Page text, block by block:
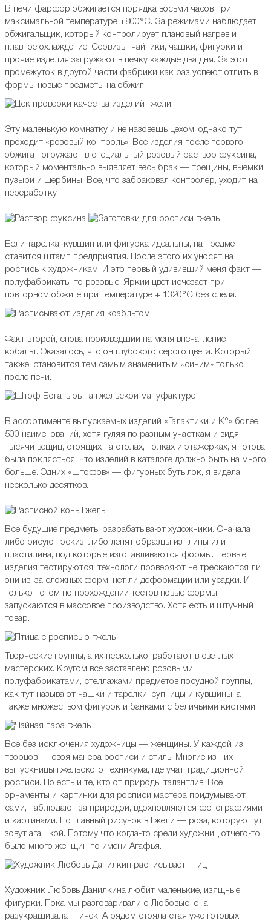
В печи фарфор обжигается порядка восьми часов при
максимальной температуре +800°C. За режимами наблюдает
обжигальщик, который контролирует плановый нагрев и
плавное охлаждение. Сервизы, чайники, чашки, фигурки и
прочие изделия загружают в печку каждые два дня. За этот
промежуток в другой части фабрики как раз успеют отлить в
формы новые предметы на обжиг.
Эту маленькую комнатку и не назовешь цехом, однако тут
проходит «розовый контроль». Все изделия после первого
обжига погружают в специальный розовый раствор фуксина,
который моментально выявляет весь брак — трещины, выемки,
пузыри и щербины. Все, что забраковал контролер, уходит на
переработку.
Если тарелка, кувшин или фигурка идеальны, на предмет
ставится штамп предприятия. После этого их уносят на
роспись к художникам. И это первый удививший меня факт —
полуфабрикаты-то розовые! Яркий цвет исчезает при
повторном обжиге при температуре + 1320°С без следа.
Факт второй, снова произведший на меня впечатление —
кобальт. Оказалось, что он глубокого серого цвета. Который
также, становится тем самым знаменитым «синим» только
после печи.
В ассортименте выпускаемых изделий «Галактики и К°» более
500 наименований, хотя гуляя по разным участкам и видя
тысячи вещиц, стоящих на столах, полках и этажерках, я готова
была поклясться, что изделий в каталоге должно быть на много
больше. Одних «штофов» — фигурных бутылок, я видела
несколько десятков.
Все будущие предметы разрабатывают художники. Сначала
либо рисуют эскиз, либо лепят образцы из глины или
пластилина, под которые изготавливаются формы. Первые
изделия тестируются, технологи проверяют не трескаются ли
они из-за сложных форм, нет ли деформации или усадки. И
только потом по прохождении тестов новые формы
запускаются в массовое производство. Хотя есть и штучный
товар.
Творческие группы, а их несколько, работают в светлых
мастерских. Кругом все заставлено розовыми
полуфабрикатами, стеллажами предметов посудной группы,
как тут называют чашки и тарелки, супницы и кувшины, а
также множеством фигурок и банками с беличьими кистями.
Все без исключения художницы — женщины. У каждой из
творцов — своя манера росписи и стиль. Многие из них
выпускницы гжельского техникума, где учат традиционной
росписи. Но есть и те, кто от природы талантлив. Все
орнаменты и картинки для росписи мастера придумывают
сами, наблюдают за природой, вдохновляются фотографиями
и картинами. Но главный рисунок в Гжели — роза, которую тут
зовут агашкой. Потому что когда-то среди художниц отчего-то
было много женщин по имени Агафья.
Художник Любовь Данилкина любит маленькие, изящные
фигурки. Пока мы разговаривали с Любовью, она
разукрашивала птичек. А рядом стояла стая уже готовых